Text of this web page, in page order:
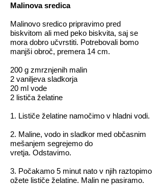
Malinova sredica
Malinovo sredico pripravimo pred
biskvitom ali med peko biskvita, saj se
mora dobro učvrstiti. Potrebovali bomo
manjši obroč, premera 14 cm.
200 g zmrznjenih malin
2 vaniljeva sladkorja
20 ml vode
2 lističa želatine
1. Lističe želatine namočimo v hladni vodi.
2. Maline, vodo in sladkor med občasnim
mešanjem segrejemo do
vretja. Odstavimo.
3. Počakamo 5 minut nato v njih raztopimo
ožete lističe želatine. Malin ne pasiramo.